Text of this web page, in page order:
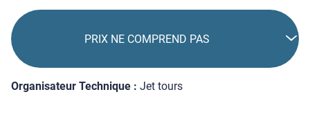
PRIX NE COMPREND PAS
Organisateur Technique : Jet tours